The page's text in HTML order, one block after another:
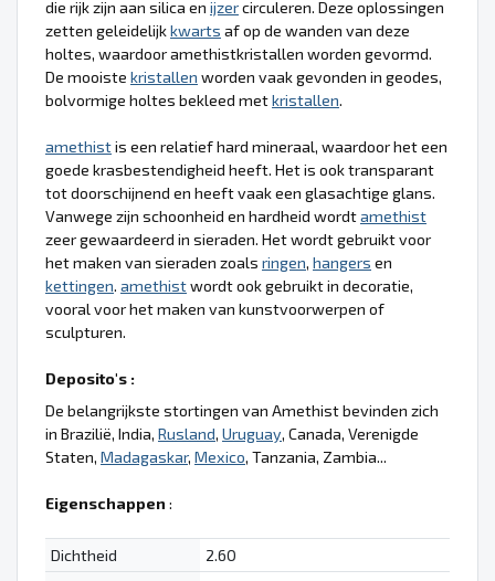
die rijk zijn aan silica en ijzercirculeren. Deze oplossingen
zetten geleidelijkkwarts af op de wanden van deze
holtes, waardoor amethistkristallen worden gevormd.
De mooiste kristallen worden vaak gevonden in geodes,
bolvormige holtes bekleed metkristallen.
amethistis een relatief hard mineraal, waardoor het een
goede krasbestendigheid heeft. Het is ook transparant
tot doorschijnend en heeft vaak een glasachtige glans.
Vanwege zijn schoonheid en hardheid wordtamethist
zeer gewaardeerd in sieraden. Het wordt gebruikt voor
het maken van sieraden zoals ringen, hangers en
kettingen. amethistwordt ook gebruikt in decoratie,
vooral voor het maken van kunstvoorwerpen of
sculpturen.
Deposito's :
De belangrijkste stortingen van Amethist bevinden zich
in Brazilië, India, Rusland, Uruguay, Canada, Verenigde
Staten, Madagaskar, Mexico, Tanzania, Zambia...
Eigenschappen :
Dichtheid
2.60